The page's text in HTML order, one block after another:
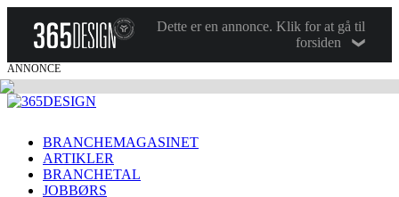
Dette er en annonce. Klik for at gå til
forsiden
ANNONCE
BRANCHEMAGASINET
ARTIKLER
BRANCHETAL
JOBBØRS